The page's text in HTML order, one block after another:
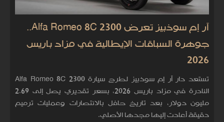
آر إم سوذبيز تعرض Alfa Romeo 8C 2300..
جوهرة السباقات الإيطالية في مزاد باريس
2026
تستعد دار آر إم سوذبيز لطرح سيارة Alfa Romeo 8C 2300
النادرة في مزاد باريس 2026، بسعر تقديري يصل إلى 2.69
مليون دولار، بعد تاريخ حافل بالانتصارات وعمليات ترميم
دقيقة أعادت إليها مجدها الأصلي.